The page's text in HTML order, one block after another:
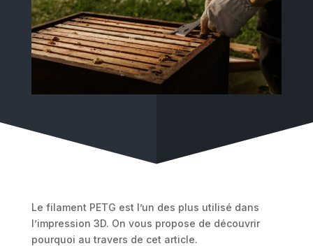
Le filament PETG est l’un des plus utilisé dans
l’impression 3D. On vous propose de découvrir
pourquoi au travers de cet article.